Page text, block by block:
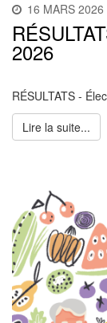
16 MARS 2026
2026
RÉSULTATS -
Lire la suite...